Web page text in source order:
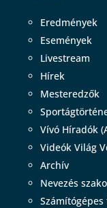
Eredmények
Események
Livestream
Hírek
Mesteredzők
Vívó Híradók
Videók Világ
Archív
Nevezés